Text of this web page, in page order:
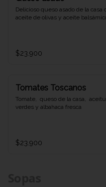
Delicioso queso asado de la casa
aceite de olivas y aceite
$23.900
Tomates Toscanos
Tomate,  queso de la casa,
verdes y albahaca fresca
$23.900